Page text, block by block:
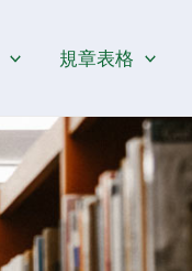
規章表格